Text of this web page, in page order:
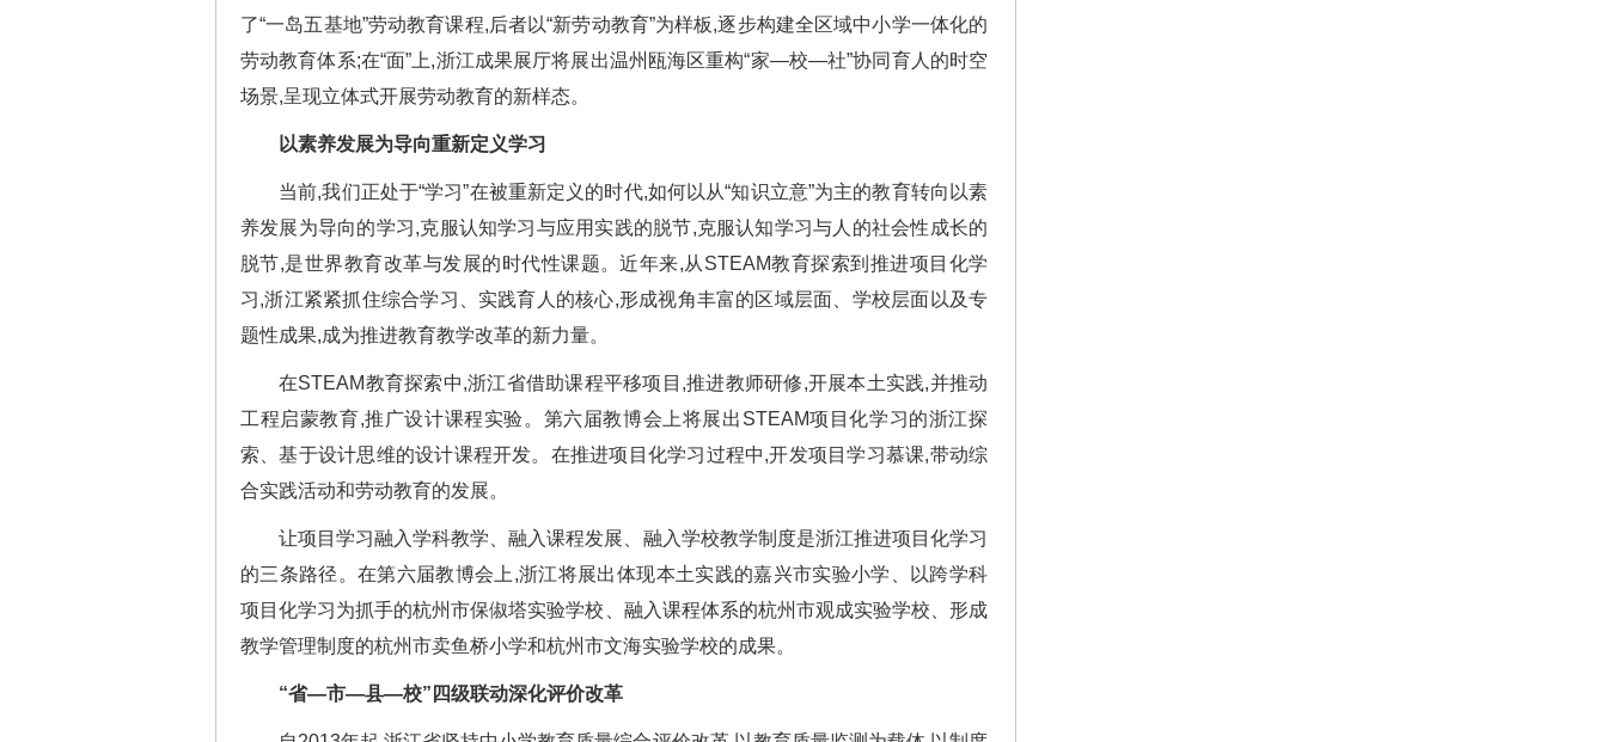
了“一岛五基地”劳动教育课程,后者以“新劳动教育”为样板,逐步构建全区域中小学一体化的
劳动教育体系;在“面”上,浙江成果展厅将展出温州瓯海区重构“家—校—社”协同育人的时空
场景,呈现立体式开展劳动教育的新样态。
以素养发展为导向重新定义学习
当前,我们正处于“学习”在被重新定义的时代,如何以从“知识立意”为主的教育转向以素
养发展为导向的学习,克服认知学习与应用实践的脱节,克服认知学习与人的社会性成长的
脱节,是世界教育改革与发展的时代性课题。近年来,从STEAM教育探索到推进项目化学
习,浙江紧紧抓住综合学习、实践育人的核心,形成视角丰富的区域层面、学校层面以及专
题性成果,成为推进教育教学改革的新力量。
在STEAM教育探索中,浙江省借助课程平移项目,推进教师研修,开展本土实践,并推动
工程启蒙教育,推广设计课程实验。第六届教博会上将展出STEAM项目化学习的浙江探
索、基于设计思维的设计课程开发。在推进项目化学习过程中,开发项目学习慕课,带动综
合实践活动和劳动教育的发展。
让项目学习融入学科教学、融入课程发展、融入学校教学制度是浙江推进项目化学习
的三条路径。在第六届教博会上,浙江将展出体现本土实践的嘉兴市实验小学、以跨学科
项目化学习为抓手的杭州市保俶塔实验学校、融入课程体系的杭州市观成实验学校、形成
教学管理制度的杭州市卖鱼桥小学和杭州市文海实验学校的成果。
“省—市—县—校”四级联动深化评价改革